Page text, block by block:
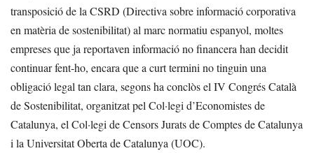
transposició de la CSRD (Directiva sobre informació corporativa
en matèria de sostenibilitat) al marc normatiu espanyol, moltes
empreses que ja reportaven informació no financera han decidit
continuar fent-ho, encara que a curt termini no tinguin una
obligació legal tan clara, segons ha conclòs el IV Congrés Català
de Sostenibilitat, organitzat pel Col·legi d’Economistes de
Catalunya, el Col·legi de Censors Jurats de Comptes de Catalunya
i la Universitat Oberta de Catalunya (UOC).